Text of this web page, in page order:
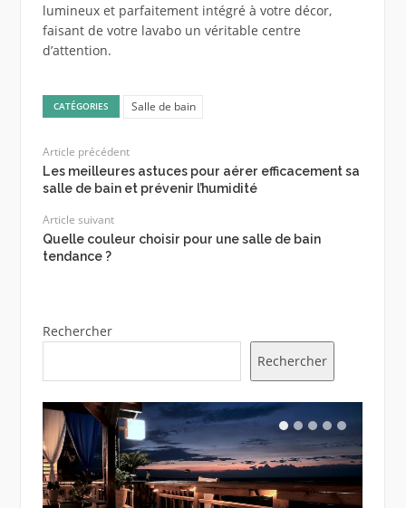
lumineux et parfaitement intégré à votre décor,
faisant de votre lavabo un véritable centre
d’attention.
CATÉGORIES Salle de bain
Article précédent
Les meilleures astuces pour aérer efficacement sa
salle de bain et prévenir l’humidité
Article suivant
Quelle couleur choisir pour une salle de bain
tendance ?
Rechercher
Rechercher